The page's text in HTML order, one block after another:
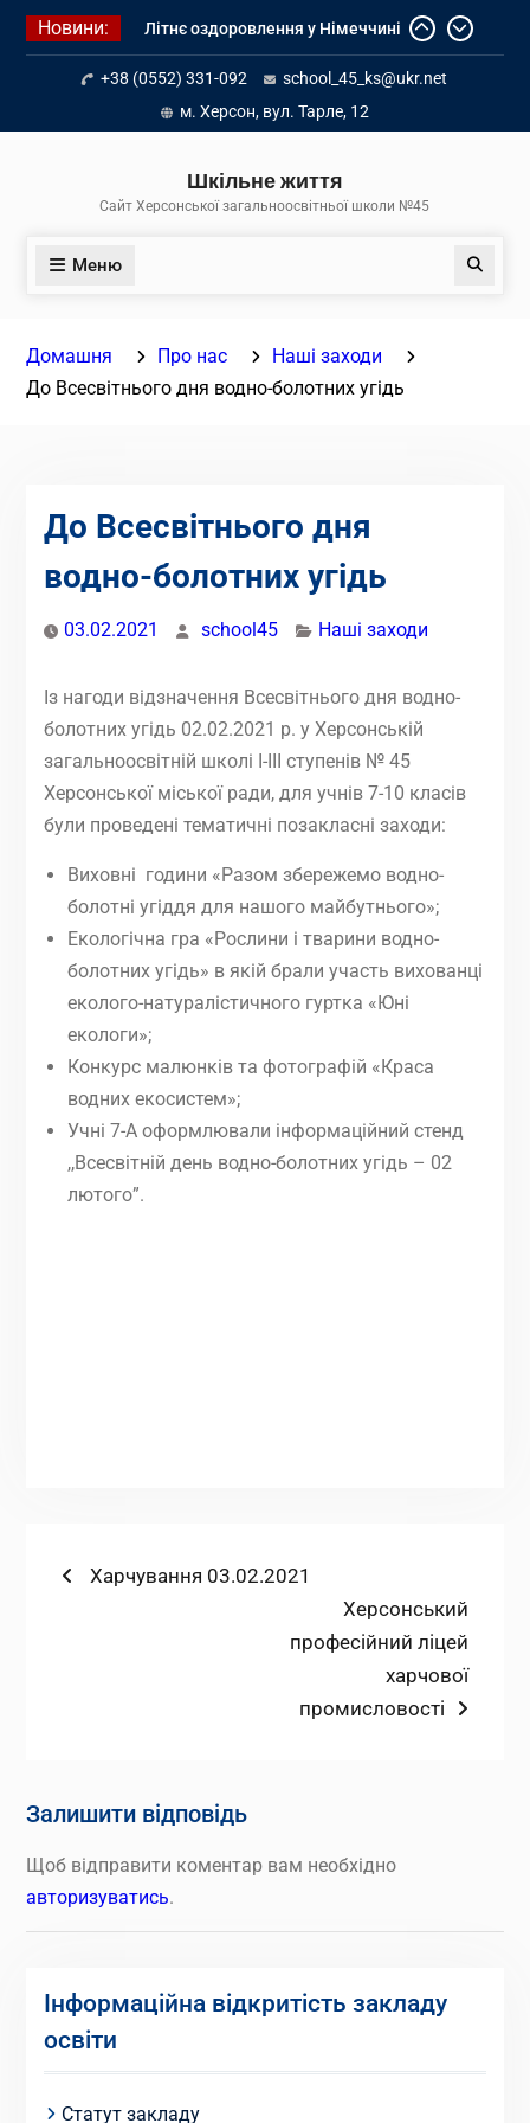
Перейти
Новини:
Літнє оздоровлення у Німеччині
Діалог з бізнесом
Інформація про вступ молоді з
тимчасово окупованих територій
до українських закладів освіти
+38 (0552) 331-092
school_45_ks@ukr.net
м. Херсон, вул. Тарле, 12
Шкільне життя
Сайт Херсонської загальноосвітньої школи №45
Меню Пошук
Домашня Про нас
Наші заходи
До Всесвітнього дня водно-болотних угідь
До Всесвітнього дня
водно-болотних угідь
03.02.2021 school45 Наші заходи
Із нагоди відзначення Всесвітнього дня водно-
болотних угідь 02.02.2021 р. у Херсонській
загальноосвітній школі І-ІІІ ступенів № 45
Херсонської міської ради, для учнів 7-10 класів
були проведені тематичні позакласні заходи:
Виховні години «Разом збережемо водно-
болотні угіддя для нашого майбутнього»;
Екологічна гра «Рослини і тварини водно-
болотних угідь» в якій брали участь вихованці
еколого-натуралістичного гуртка «Юні
екологи»;
Конкурс малюнків та фотографій «Краса
водних екосистем»;
Учні 7-А оформлювали інформаційний стенд
,,Всесвітній день водно-болотних угідь – 02
лютого”.
Навігація
Попередній
Харчування 03.02.2021
Наступний
запис:
Херсонський
професійний ліцей
харчової
промисловості
Залишити відповідь
Щоб відправити коментар вам необхідно
авторизуватись.
Інформаційна відкритість закладу
освіти
Статут закладу